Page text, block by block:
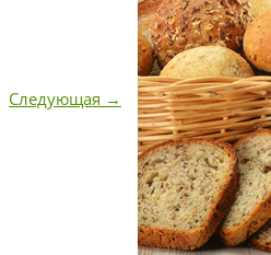
Следующая →